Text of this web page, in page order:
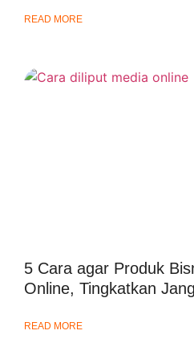
READ MORE
5 Cara agar Produk
Online, Tingkatkan
READ MORE